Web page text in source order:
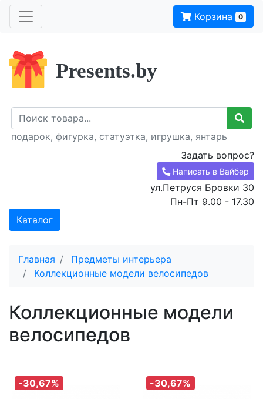
Корзина 0
Presents.by
подарок, фигурка, статуэтка, игрушка, янтарь
Задать вопрос?
Написать в Вайбер
ул.Петруся Бровки 30
Пн-Пт 9.00 - 17.30
Каталог
Главная
Предметы интерьера
Коллекционные модели велосипедов
Коллекционные модели
велосипедов
-30,67% -30,67%